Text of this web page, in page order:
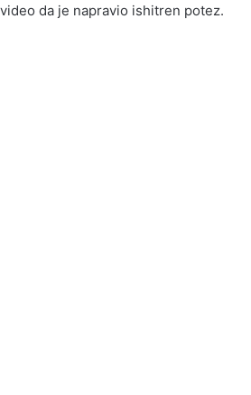
da je napravio ishitren potez.